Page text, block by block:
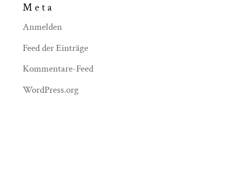
Meta
Anmelden
Feed der Einträge
Kommentare-Feed
WordPress.org